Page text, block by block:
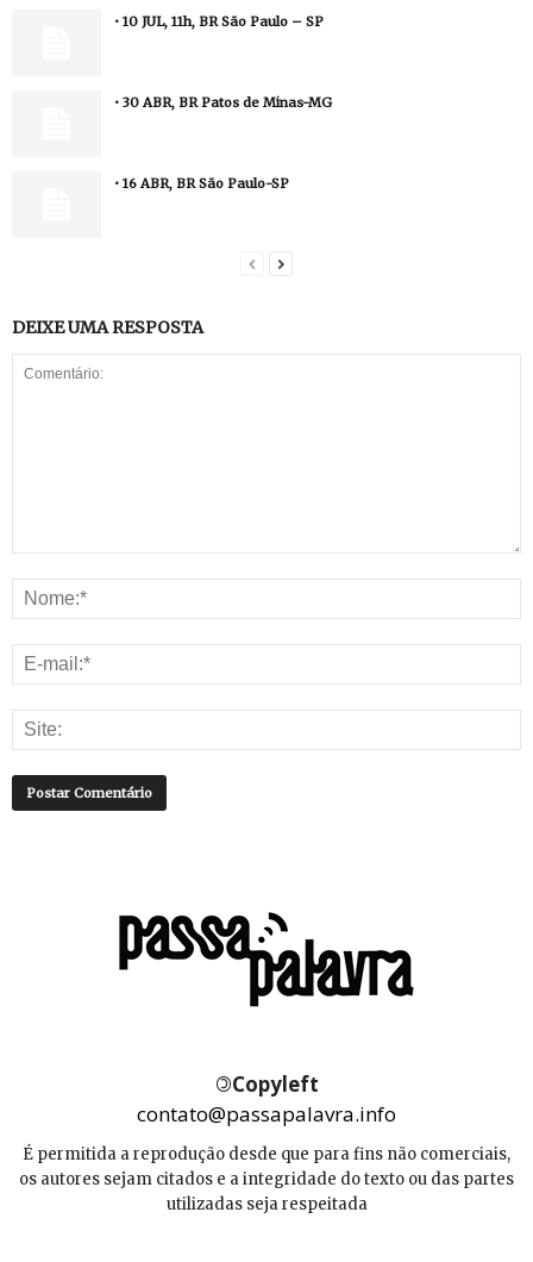
• 10 JUL, 11h, BR São Paulo – SP
• 30 ABR, BR Patos de Minas-MG
• 16 ABR, BR São Paulo-SP
DEIXE UMA RESPOSTA
©Copyleft
contato@passapalavra.info
É permitida a reprodução desde que para fins não comerciais,
os autores sejam citados e a integridade do texto ou das partes
utilizadas seja respeitada